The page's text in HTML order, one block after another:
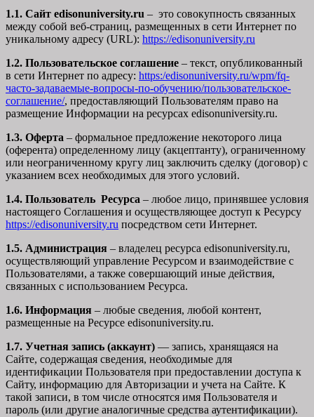
1.1. Сайт edisonuniversity.ru – это совокупность связанных
между собой веб-страниц, размещенных в сети Интернет по
уникальному адресу (URL): https://edisonuniversity.ru
1.2. Пользовательское соглашение – текст, опубликованный
в сети Интернет по адресу: https:/edisonuniversity.ru/wpm/fq-
часто-задаваемые-вопросы-по-обучению/пользовательское-
соглашение/, предоставляющий Пользователям право на
размещение Информации на ресурсах edisonuniversity.ru.
1.3. Оферта – формальное предложение некоторого лица
(оферента) определенному лицу (акцептанту), ограниченному
или неограниченному кругу лиц заключить сделку (договор) с
указанием всех необходимых для этого условий.
1.4. Пользователь Ресурса – любое лицо, принявшее условия
настоящего Соглашения и осуществляющее доступ к Ресурсу
https://edisonuniversity.ru посредством сети Интернет.
1.5. Администрация – владелец ресурса edisonuniversity.ru,
осуществляющий управление Ресурсом и взаимодействие с
Пользователями, а также совершающий иные действия,
связанных с использованием Ресурса.
1.6. Информация – любые сведения, любой контент,
размещенные на Ресурсе edisonuniversity.ru.
1.7. Учетная запись (аккаунт) — запись, хранящаяся на
Сайте, содержащая сведения, необходимые для
идентификации Пользователя при предоставлении доступа к
Сайту, информацию для Авторизации и учета на Сайте. К
такой записи, в том числе относятся имя Пользователя и
пароль (или другие аналогичные средства аутентификации).